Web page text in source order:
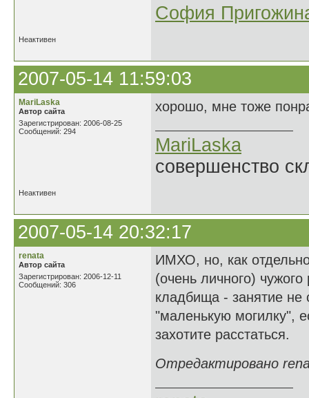
София
Неактивен
2007-05-14 11:59:03
MariLaska
Автор сайта
Зарегистрирован: 2006-08-25
Сообщений: 294
хорошо, мне тоже
MariLaska
совершенство
Неактивен
2007-05-14 20:32:17
renata
Автор сайта
Зарегистрирован: 2006-12-11
Сообщений: 306
ИМХО, но, как
(очень личного)
кладбища - занятие
"маленькую могилку",
захотите расстаться.
Отредактировано